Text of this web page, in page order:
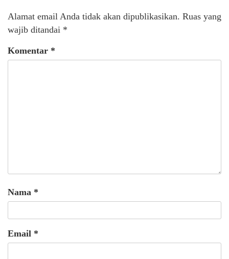
Alamat email Anda tidak akan dipublikasikan. Ruas yang
wajib ditandai *
Komentar *
Nama *
Email *